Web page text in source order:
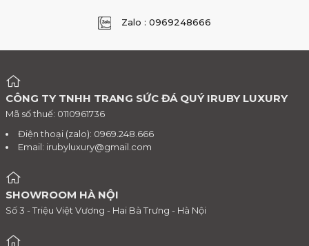
Khi không sử dụng cất trang sức đá Peridot vào hộp
chuyên dụng
Nhẫn nữ Peridot làm bằng
vàng 9999
các chất liệu tuyệt đẹp. Để làm nên tác phẩm ấn tượng ấy thì
Zalo : 0969248666
CÔNG TY TNHH TRANG SỨC ĐÁ QUÝ IRUBY LUXURY
Mã số thuế: 0110961736
Điện thoại (zalo): 0969.248.666
Email: irubyluxury@gmail.com
SHOWROOM HÀ NỘI
Số 3 - Triệu Việt Vương - Hai Bà Trưng - Hà Nội